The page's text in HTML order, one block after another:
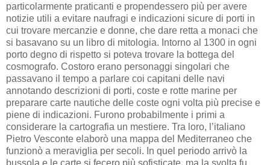
particolarmente praticanti e propendessero più per avere
notizie utili a evitare naufragi e indicazioni sicure di porti in
cui trovare mercanzie e donne, che dare retta a monaci che
si basavano su un libro di mitologia. Intorno al 1300 in ogni
porto degno di rispetto si poteva trovare la bottega del
cosmografo. Costoro erano personaggi singolari che
passavano il tempo a parlare coi capitani delle navi
annotando descrizioni di porti, coste e rotte marine per
preparare carte nautiche delle coste ogni volta più precise e
piene di indicazioni. Furono probabilmente i primi a
considerare la cartografia un mestiere. Tra loro, l’italiano
Pietro Vesconte elaborò una mappa del Mediterraneo che
funzionò a meraviglia per secoli. In quel periodo arrivò la
bussola e le carte si fecero più sofisticate, ma la svolta fu